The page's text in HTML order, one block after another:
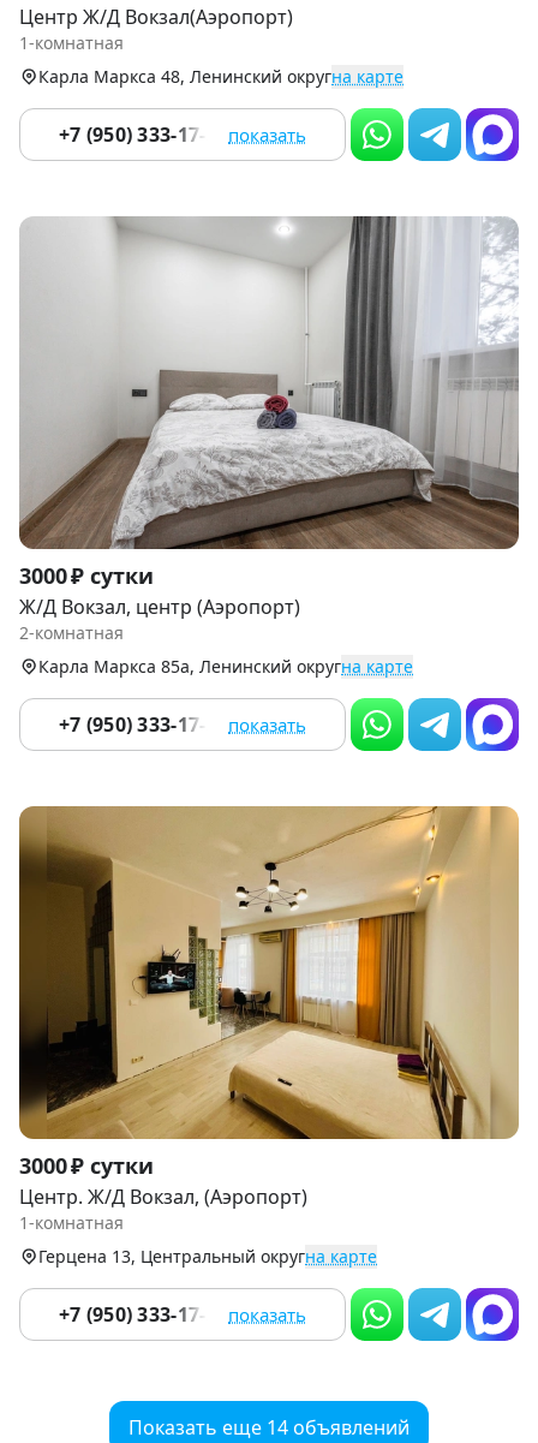
of
8
Центр Ж/Д Вокзал(Аэропорт)
1-комнатная
Карла Маркса 48, Ленинский округна карте
+7 (950) 333-17-58 показать
Item
1
of
3000 ₽ сутки
Ж/Д Вокзал, центр (Аэропорт)
2-комнатная
Карла Маркса 85а, Ленинский округна карте
+7 (950) 333-17-58 показать
Item
1
of
3000 ₽ сутки
Центр. Ж/Д Вокзал, (Аэропорт)
1-комнатная
Герцена 13, Центральный округна карте
+7 (950) 333-17-58 показать
Показать еще 14 объявлений